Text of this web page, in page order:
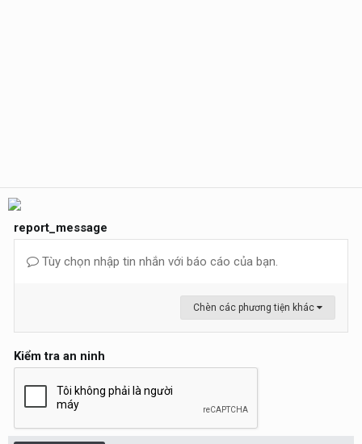
report_message
Tùy chọn nhập tin nhắn với báo cáo của bạn.
Chèn các phương tiện khác
Kiểm tra an ninh